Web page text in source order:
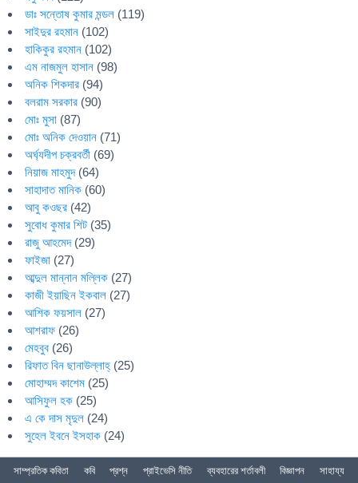
ডাঃ সন্তোষ কুমার মন্ডল (119)
সাইদুর রহমান (102)
হাকিকুর রহমান (102)
এম নাজমুল হাসান (98)
অনিক শিকদার (94)
বলরাম সরকার (90)
মোঃ মুসা (87)
মোঃ অনিক দেওয়ান (71)
অর্ঘ্যদীপ চক্রবর্তী (69)
নিয়াজ মাহমুদ(64)
সাহাদাত মানিক (60)
আবু কওছর (42)
সুবোধ কুমার শিট (35)
রাজু আহমেদ(29)
ফাইজা (27)
আব্দুল মান্নান মল্লিক (27)
কাজী ইয়াছিন ইকবাল (27)
আশিক ফয়সাল (27)
আশরাফ (26)
মেহবুব (26)
রিফাত বিন ছানাউল্লাহ্ (25)
মোহাম্মদ কাশেম (25)
আসিফুল হক (25)
এ কে দাস মৃদুল (24)
সুহেল ইবনে ইসহাক (24)
সাম্প্রতিক কবিতা কবি প্রশ্ন প্রাইভেসি নীতি ব্যবহারের শর্তাবলী বিজ্ঞাপন সাহায্য